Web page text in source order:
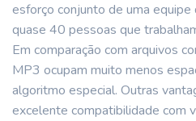
esforço conjunto de uma
quase 40 pessoas que
Em comparação com arquivos
MP3 ocupam muito menos
algoritmo especial. Outras
excelente compatibilidade com